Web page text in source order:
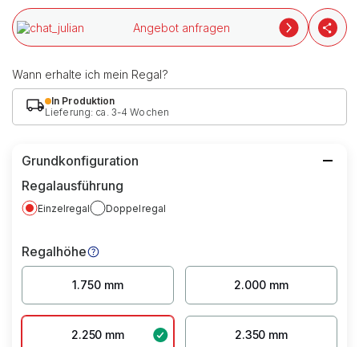
Angebot anfragen
Wann erhalte ich mein Regal?
In Produktion
Lieferung: ca. 3-4 Wochen
Grundkonfiguration
Regalausführung
Einzelregal Doppelregal
Regalhöhe
1.750 mm 2.000 mm
2.250 mm 2.350 mm